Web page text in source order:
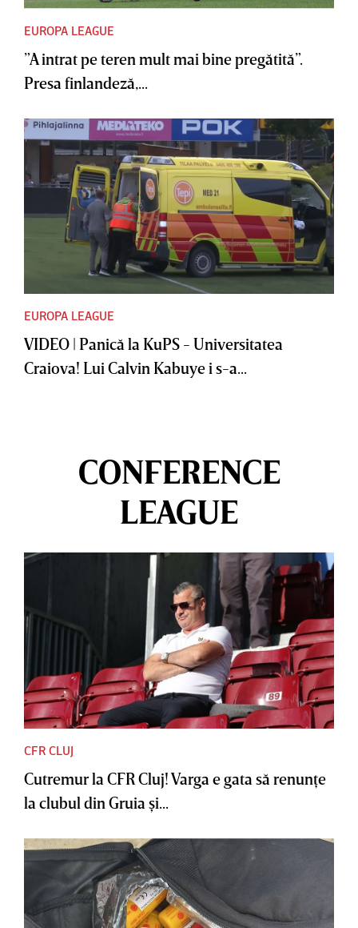
EUROPA LEAGUE
”A intrat pe teren mult mai bine pregătită”.
Presa finlandeză,...
EUROPA LEAGUE
VIDEO | Panică la KuPS - Universitatea
Craiova! Lui Calvin Kabuye i s-a...
CONFERENCE
LEAGUE
CFR CLUJ
Cutremur la CFR Cluj! Varga e gata să renunţe
la clubul din Gruia şi...